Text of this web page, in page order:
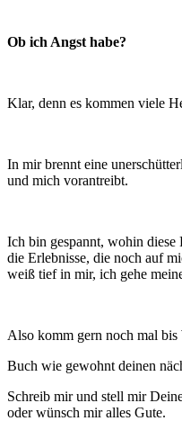
Ob ich Angst habe?
Klar, denn es kommen viele
In mir brennt eine
und mich vorantreibt.
Ich bin gespannt, wohin
die Erlebnisse, die noch auf
weiß tief in mir, ich gehe
Also komm gern noch mal bis
Buch wie gewohnt deinen
Schreib mir und stell mir
oder wünsch mir alles Gute.